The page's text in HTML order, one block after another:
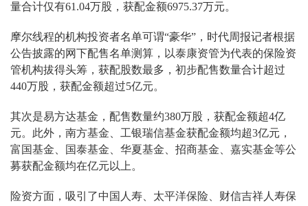
量合计仅有61.04万股，获配金额6975.37万元。
摩尔线程的机构投资者名单可谓“豪华”，时代周报记者根据
公告披露的网下配售名单测算， 以泰康资管为代表的保险资
管机构拔得头筹，获配股数最多，初步配售数量合计超过
440万股，获配金额超过5亿元。
其次是易方达基金，配售数量约380万股，获配金额超4亿
元。此外，南方基金、工银瑞信基金获配金额均超3亿元，
富国基金、国泰基金、华夏基金、招商基金、嘉实基金等公
募获配金额均在亿元以上。
险资方面，吸引了中国人寿、太平洋保险、财信吉祥人寿保